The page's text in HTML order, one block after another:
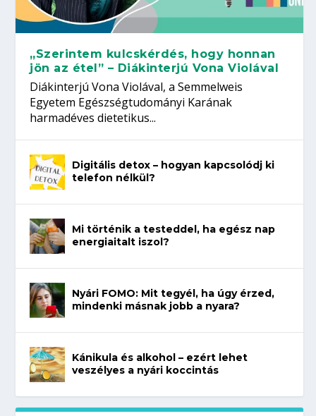
„Szerintem kulcskérdés, hogy honnan
jön az étel” – Diákinterjú Vona Violával
Diákinterjú Vona Violával, a Semmelweis
Egyetem Egészségtudományi Karának
harmadéves dietetikus...
Digitális detox – hogyan kapcsolódj ki
telefon nélkül?
Mi történik a testeddel, ha egész nap
energiaitalt iszol?
Nyári FOMO: Mit tegyél, ha úgy érzed,
mindenki másnak jobb a nyara?
Kánikula és alkohol – ezért lehet
veszélyes a nyári koccintás